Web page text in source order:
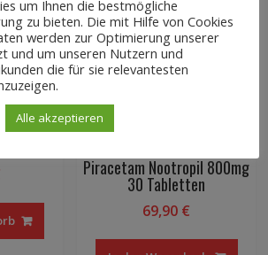
Piracetam Nootropil 800mg
30 Tabletten
69,90 €
um Ihnen die bestmögliche
zu bieten. Die mit Hilfe von Cookies
werden zur Optimierung unserer
und um unseren Nutzern und
die für sie relevantesten
Alle akzeptieren